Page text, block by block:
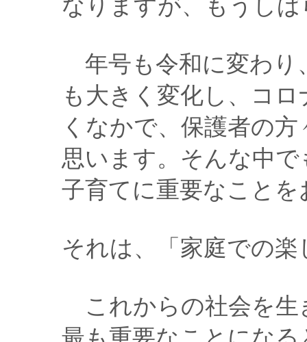
なりますが、もうし
年号も令和に変わり
も大きく変化し、コ
くなかで、保護者の
思います。そんな中
子育てに重要なこと
それは、「家庭での
これからの社会を生